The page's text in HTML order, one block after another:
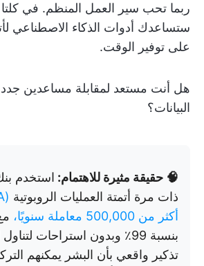
ربما تحب سير العمل المنظم. في كلتا
ستساعدك أدوات الذكاء الاصطناعي
على توفير الوقت.
هل أنت مستعد لمقابلة مساعدين
البيانات؟
🧠 حقيقة مثيرة للاهتمام: استخدم
ذات مرة أتمتة العمليات الروبوتية
أكثر من 500,000 معاملة سنويًا،
بنسبة 99٪ وبدون استراحات
تذكير واقعي بأن البشر يمكنهم